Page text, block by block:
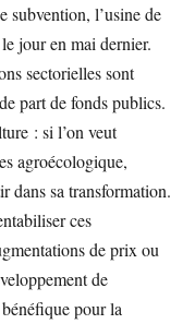
subvention, l’usine de
jour en mai dernier.
sectorielles sont
part de fonds publics.
: si l’on veut
agroécologique,
dans sa transformation.
ces
de prix ou
de
pour la